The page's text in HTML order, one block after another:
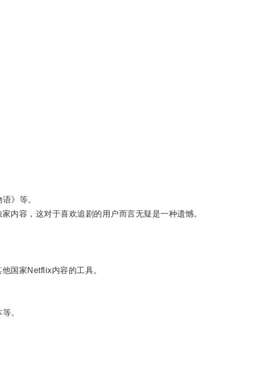
》等。
容，这对于喜欢追剧的用户而言无疑是一种遗憾。
国家Netflix内容的工具。
。